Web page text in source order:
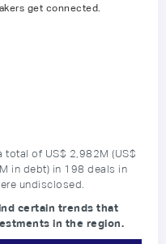
get connected.
total of US$ 2,982M (US$
in debt) in 198 deals in
undisclosed.
certain trends that
in the region.